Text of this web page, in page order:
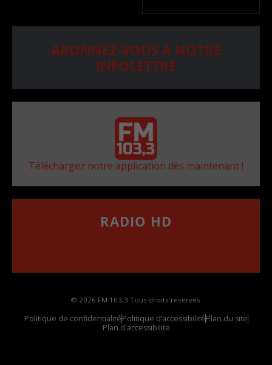
ABONNEZ-VOUS À NOTRE
INFOLETTRE
Téléchargez notre application dès maintenant !
RADIO HD
© 2026 FM 103,3 Tous droits réservés.
Politique de confidentialitéPolitique d’accessibilitéPlan du site
Plan d'accessibilite